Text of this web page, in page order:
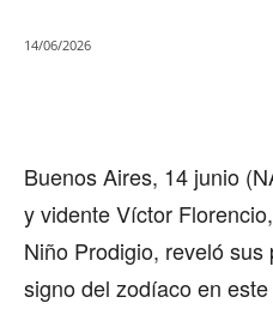
14/06/2026
Buenos Aires, 14 junio
y vidente Víctor
Niño Prodigio, reveló
signo del zodíaco en